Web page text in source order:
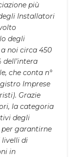
più
Installatori
degli
noi circa 450
dell’intera
che conta n°
Imprese
Grazie
la categoria
degli
garantirne
livelli di
in